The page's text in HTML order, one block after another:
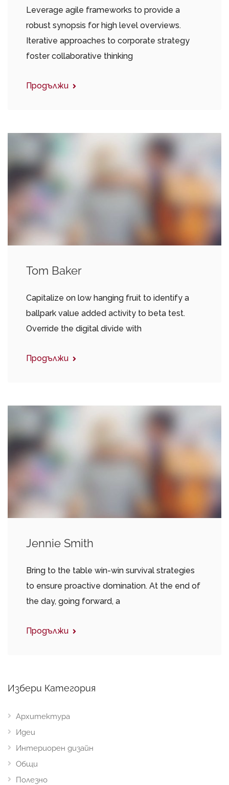
Leverage agile frameworks to provide a
robust synopsis for high level overviews.
Iterative approaches to corporate strategy
foster collaborative thinking
Продължи
Tom Baker
Capitalize on low hanging fruit to identify a
ballpark value added activity to beta test.
Override the digital divide with
Продължи
Jennie Smith
Bring to the table win-win survival strategies
to ensure proactive domination. At the end of
the day, going forward, a
Продължи
Избери Категория
Архитектура
Идеи
Интериорен дизайн
Общи
Полезно